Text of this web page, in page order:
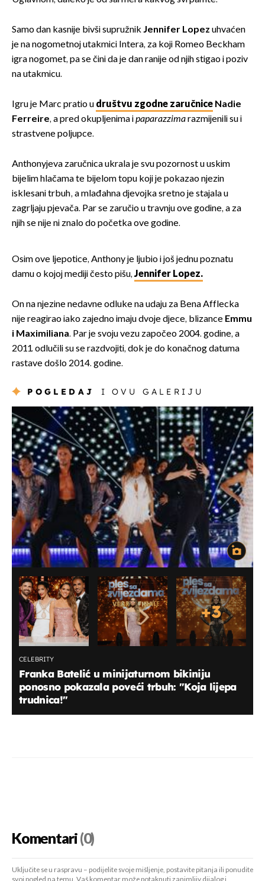
Samo dan kasnije bivši supružnikJennifer Lopez uhvaćen
je na nogometnoj utakmici Intera, za koji Romeo Beckham
igra nogomet, pa se čini da je dan ranije od njih stigao i poziv
na utakmicu.
Igru je Marc pratio u društvu zgodne zaručnice Nadie
Ferreire, a pred okupljenima ipaparazzimarazmijenili su i
strastvene poljupce.
Anthonyjeva zaručnica ukrala je svu pozornost u uskim
bijelim hlačama te bijelom topu koji je pokazao njezin
isklesani trbuh, a mlađahna djevojka sretno je stajala u
zagrljaju pjevača. Par se zaručio u travnju ove godine, a za
njih se nije ni znalo do početka ove godine.
Osim ove ljepotice, Anthony je ljubio i još jednu poznatu
damu o kojoj mediji često pišu,Jennifer Lopez.
On na njezine nedavne odluke na udaju za Bena Afflecka
nije reagirao iako zajedno imaju dvoje djece, blizance Emmu
i Maximiliana. Par je svoju vezu započeo 2004. godine, a
2011. odlučili su se razdvojiti, dok je do konačnog datuma
rastave došlo 2014. godine.
POGLEDAJ I OVU GALERIJU
+3
CELEBRITY
Franka Batelić u minijaturnom bikiniju
ponosno pokazala poveći trbuh: "Koja lijepa
trudnica!"
Komentari(0)
Uključite se u raspravu – podijelite svoje mišljenje, postavite pitanja ili ponudite